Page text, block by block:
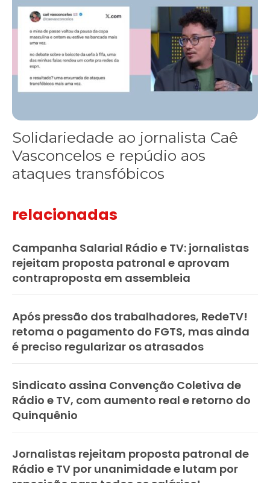
Solidariedade ao jornalista Caê
Vasconcelos e repúdio aos
ataques transfóbicos
relacionadas
Campanha Salarial Rádio e TV: jornalistas
rejeitam proposta patronal e aprovam
contraproposta em assembleia
Após pressão dos trabalhadores, RedeTV!
retoma o pagamento do FGTS, mas ainda
é preciso regularizar os atrasados
Sindicato assina Convenção Coletiva de
Rádio e TV, com aumento real e retorno do
Quinquênio
Jornalistas rejeitam proposta patronal de
Rádio e TV por unanimidade e lutam por